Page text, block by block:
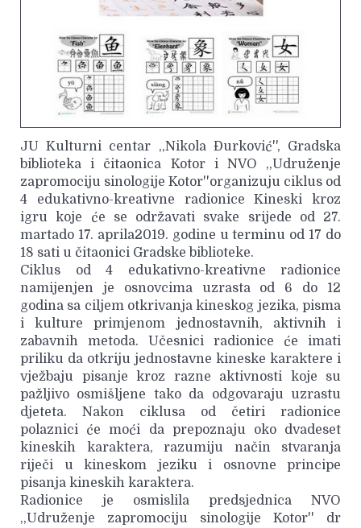
JU Kulturni centar ,,Nikola Đurković'', Gradska
biblioteka i čitaonica Kotor i NVO ,,Udruženje
zapromociju sinologije Kotor''organizuju ciklus od
4 edukativno-kreativne radionice Kineski kroz
igru koje će se održavati svake srijede od 27.
martado 17. aprila2019. godine u terminu od 17 do
18 sati u čitaonici Gradske biblioteke.
Ciklus od 4 edukativno-kreativne radionice
namijenjen je osnovcima uzrasta od 6 do 12
godina sa ciljem otkrivanja kineskog jezika, pisma
i kulture primjenom jednostavnih, aktivnih i
zabavnih metoda. Učesnici radionice će imati
priliku da otkriju jednostavne kineske karaktere i
vježbaju pisanje kroz razne aktivnosti koje su
pažljivo osmišljene tako da odgovaraju uzrastu
djeteta. Nakon ciklusa od četiri radionice
polaznici će moći da prepoznaju oko dvadeset
kineskih karaktera, razumiju način stvaranja
riječi u kineskom jeziku i osnovne principe
pisanja kineskih karaktera.
Radionice je osmislila predsjednica NVO
,,Udruženje zapromociju sinologije Kotor'' dr